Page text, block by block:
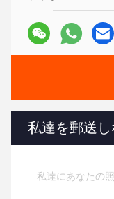
私達を郵送